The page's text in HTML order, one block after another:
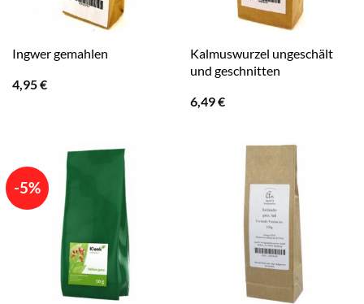
Ingwer gemahlen
4,95€
Kalmuswurzel ungeschält
und geschnitten
6,49€
-5%